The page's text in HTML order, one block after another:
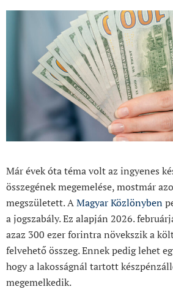
Már évek óta téma volt az ingyenes
összegének megemelése, mostmár
megszületett. AMagyar Közlönyben
a jogszabály. Ez alapján 2026.
azaz 300 ezer forintra növekszik a
felvehető összeg. Ennek pedig lehet
hogy a lakosságnál tartott
megemelkedik.